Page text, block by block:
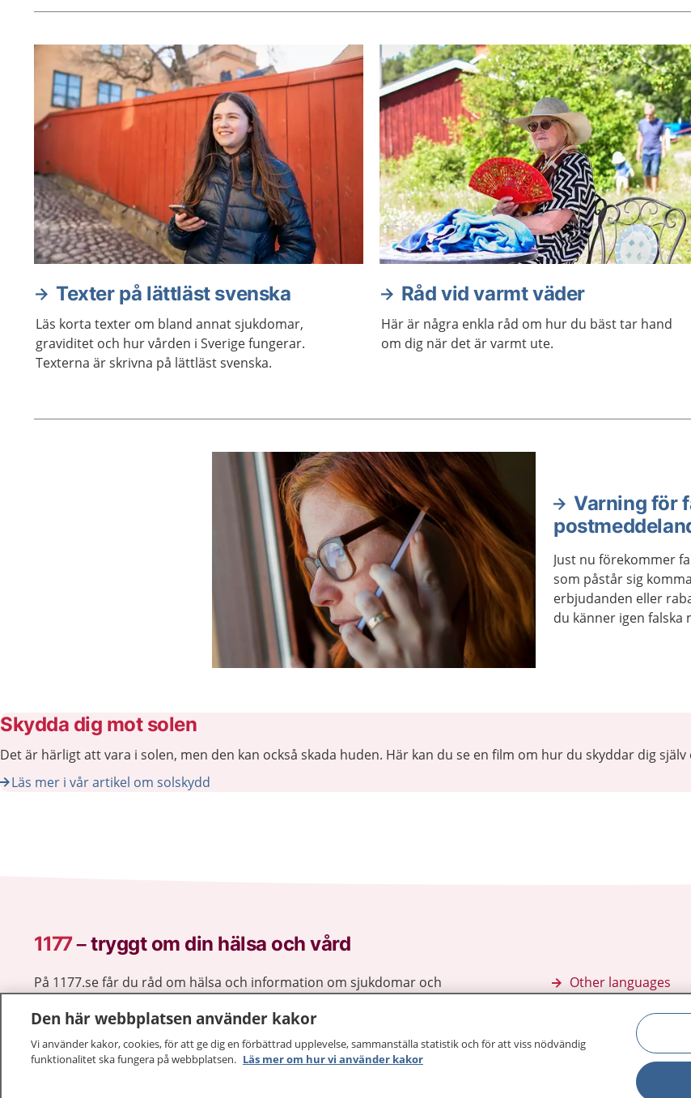
Aktuella artiklar
Texter på lättläst svenska
Läs korta texter om bland annat sjukdomar,
graviditet och hur vården i Sverige fungerar.
Texterna är skrivna på lättläst svenska.
Råd vid varmt väder
Här är några enkla råd om hur du bäst tar hand
om dig när det är varmt ute.
Varning för
Just nu förekommer
som påstår sig
erbjudanden eller
du känner igen falska
Skydda dig mot solen
Det är härligt att vara i solen, men den kan också skada huden. Här kan du se en film om hur du skyddar dig själv
Läs mer i vår artikel om solskydd
1177–tryggt om din hälsa och vård
På 1177.se får du råd om hälsa och information om sjukdomar och
och göra dina vårdärenden. Ring telefonnummer 1177 för
sjukvårdsrådgivning dygnet runt.
1177 ger dig råd när du vill må bättre.
Other languages
Lättläst svenska
Den här webbplatsen använder kakor
Vi använder kakor, cookies, för att ge dig en förbättrad upplevelse, sammanställa statistik och för att viss nödvändig
funktionalitet ska fungera på webbplatsen. Läs mer om hur vi använder kakor